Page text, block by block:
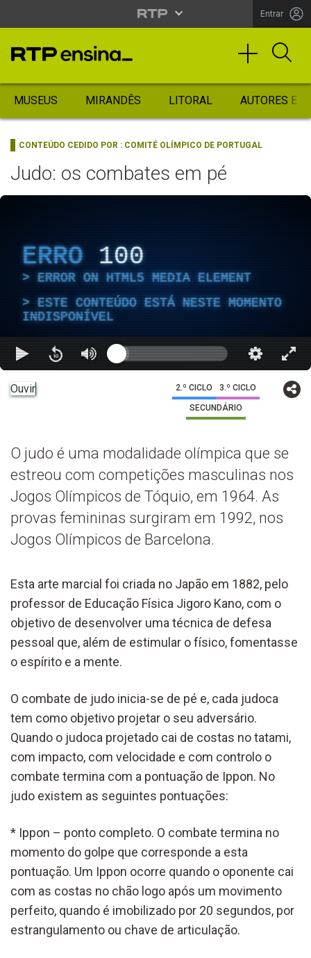
Entrar
MUSEUS MIRANDÊS LITORAL AUTORES
CONTEÚDO CEDIDO POR : COMITÉ OLÍMPICO DE PORTUGAL
Judo: os combates em pé
ERRO 100
ERROR ON HTML5 MEDIA ELEMENT
ESTE CONTEÚDO ESTÁ NESTE MOMENTO
INDISPONÍVEL
Ouvir 2.º CICLO 3.º CICLO
SECUNDÁRIO
O judo é uma modalidade olímpica que se
estreou com competições masculinas nos
Jogos Olímpicos de Tóquio, em 1964. As
provas femininas surgiram em 1992, nos
Jogos Olímpicos de Barcelona.
Esta arte marcial foi criada no Japão em 1882, pelo
professor de Educação Física Jigoro Kano, com o
objetivo de desenvolver uma técnica de defesa
pessoal que, além de estimular o físico, fomentasse
o espírito e a mente.
O combate de judo inicia-se de pé e, cada judoca
tem como objetivo projetar o seu adversário.
Quando o judoca projetado cai de costas no tatami,
com impacto, com velocidade e com controlo o
combate termina com a pontuação de Ippon. No
judo existem as seguintes pontuações:
* Ippon – ponto completo. O combate termina no
momento do golpe que corresponde a esta
pontuação. Um Ippon ocorre quando o oponente cai
com as costas no chão logo após um movimento
perfeito, quando é imobilizado por 20 segundos, por
estrangulamento ou chave de articulação.